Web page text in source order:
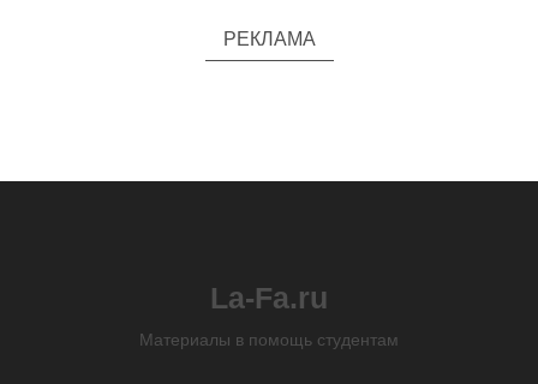
РЕКЛАМА
La-Fa.ru
Материалы в помощь студентам